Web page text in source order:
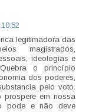
legitimadora das
magistrados,
ideologias e
o princípio
dos poderes,
pelo voto.
prospere em nossa
pode e não deve